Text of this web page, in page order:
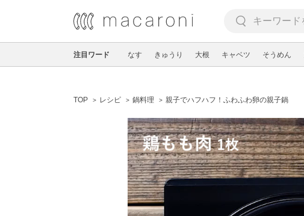
注目ワード なす きゅうり 大根 キャベツ そうめん
TOP レシピ 鍋料理 親子でハフハフ！ふわふわ卵の親子鍋